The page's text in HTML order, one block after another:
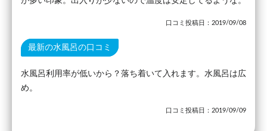
口コミ投稿日：2019/09/08
最新の水風呂の口コミ
水風呂利用率が低いから？落ち着いて入れます。水風呂は広
め。
口コミ投稿日：2019/09/09